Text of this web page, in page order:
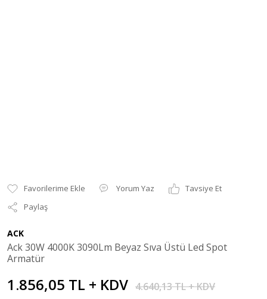
Yorum Yaz
Tavsiye Et
Paylaş
ACK
Ack 30W 4000K 3090Lm Beyaz Sıva Üstü Led Spot
Armatür
1.856,05 TL + KDV 4.640,13 TL + KDV